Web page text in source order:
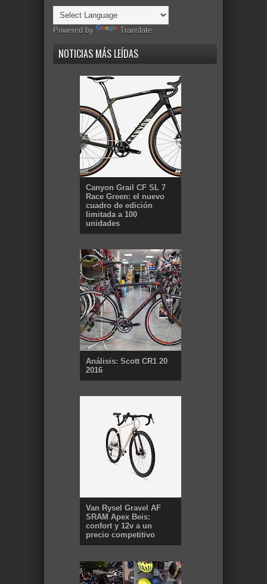
Powered by Translate
NOTICIAS MÁS LEÍDAS
Canyon Grail CF SL 7
Race Green: el nuevo
cuadro de edición
limitada a 100
unidades
Análisis: Scott CR1 20
2016
Van Rysel Gravel AF
SRAM Apex Beis:
confort y 12v a un
precio competitivo